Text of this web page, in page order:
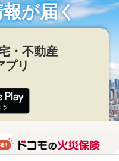
が届く
・不動産
プリ